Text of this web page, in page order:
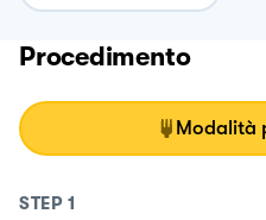
Procedimento
Modalità
STEP 1